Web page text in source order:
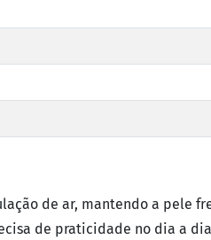
de ar, mantendo a pele
de praticidade no dia a